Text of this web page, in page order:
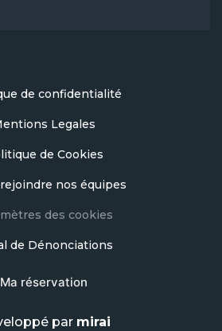
de confidentialité
Legales
de Cookies
nos équipes
des cookies
de Dénonciations
Ma réservation
par mirai